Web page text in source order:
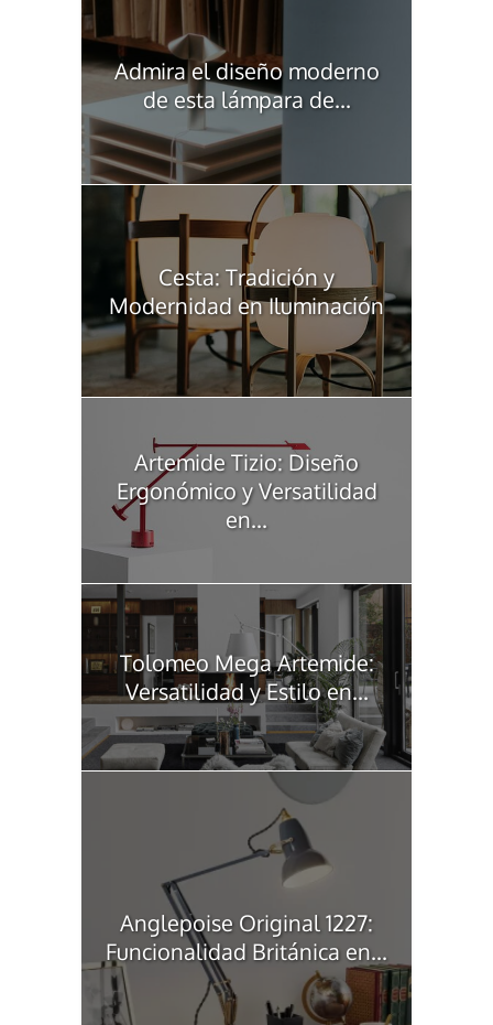
Admira el diseño moderno
de esta lámpara de...
Cesta: Tradición y
Modernidad en Iluminación
Artemide Tizio: Diseño
Ergonómico y Versatilidad
en...
Tolomeo Mega Artemide:
Versatilidad y Estilo en...
Anglepoise Original 1227:
Funcionalidad Británica en...